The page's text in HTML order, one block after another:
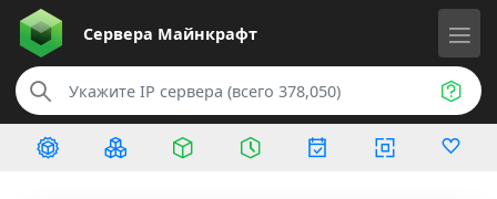
Сервера Майнкрафт